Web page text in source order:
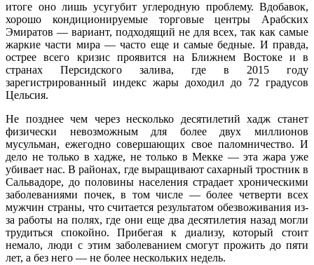
итоге оно лишь усугубит углеродную проблему. Вдобавок,
хорошо кондиционируемые торговые центры Арабских
Эмиратов — вариант, подходящий не для всех, так как самые
жаркие части мира — часто еще и самые бедные. И правда,
острее всего кризис проявится на Ближнем Востоке и в
странах Персидского залива, где в 2015 году
зарегистрированный индекс жары доходил до 72 градусов
Цельсия.
Не позднее чем через несколько десятилетий хадж станет
физически невозможным для более двух миллионов
мусульман, ежегодно совершающих свое паломничество. И
дело не только в хадже, не только в Мекке — эта жара уже
убивает нас. В районах, где выращивают сахарный тростник в
Сальвадоре, до половины населения страдает хроническими
заболеваниями почек, в том числе — более четверти всех
мужчин страны, что считается результатом обезвоживания из-
за работы на полях, где они еще два десятилетия назад могли
трудиться спокойно. Прибегая к диализу, который стоит
немало, люди с этим заболеванием смогут прожить до пяти
лет, а без него — не более нескольких недель.